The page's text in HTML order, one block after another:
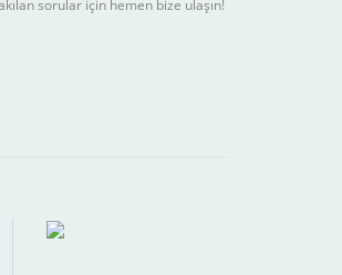
sorular için hemen bize ulaşın!